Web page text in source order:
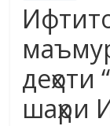
деҳоти
шаҳри